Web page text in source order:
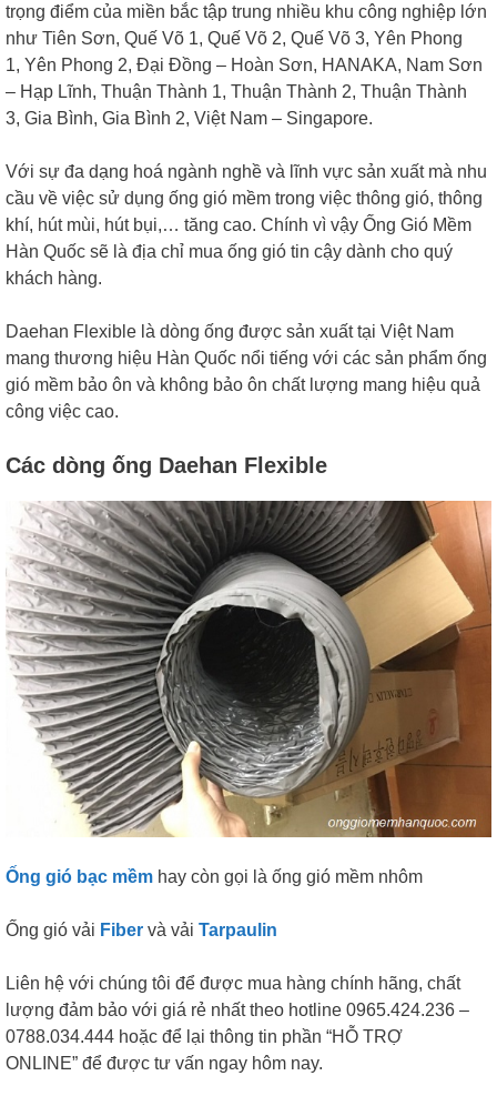
trọng điểm của miền bắc tập trung nhiều khu công nghiệp lớn
như Tiên Sơn, Quế Võ 1, Quế Võ 2, Quế Võ 3, Yên Phong
1, Yên Phong 2, Đại Đồng – Hoàn Sơn, HANAKA, Nam Sơn
– Hạp Lĩnh, Thuận Thành 1, Thuận Thành 2, Thuận Thành
3, Gia Bình, Gia Bình 2, Việt Nam – Singapore.
Với sự đa dạng hoá ngành nghề và lĩnh vực sản xuất mà nhu
cầu về việc sử dụng ống gió mềm trong việc thông gió, thông
khí, hút mùi, hút bụi,… tăng cao. Chính vì vậy Ống Gió Mềm
Hàn Quốc sẽ là địa chỉ mua ống gió tin cậy dành cho quý
khách hàng.
Daehan Flexible là dòng ống được sản xuất tại Việt Nam
mang thương hiệu Hàn Quốc nổi tiếng với các sản phẩm ống
gió mềm bảo ôn và không bảo ôn chất lượng mang hiệu quả
công việc cao.
Các dòng ống Daehan Flexible
Ống gió bạc mềm hay còn gọi là ống gió mềm nhôm
Ống gió vải Fiber và vải Tarpaulin
Liên hệ với chúng tôi để được mua hàng chính hãng, chất
lượng đảm bảo với giá rẻ nhất theo hotline 0965.424.236 –
0788.034.444 hoặc để lại thông tin phần “HỖ TRỢ
ONLINE” để được tư vấn ngay hôm nay.